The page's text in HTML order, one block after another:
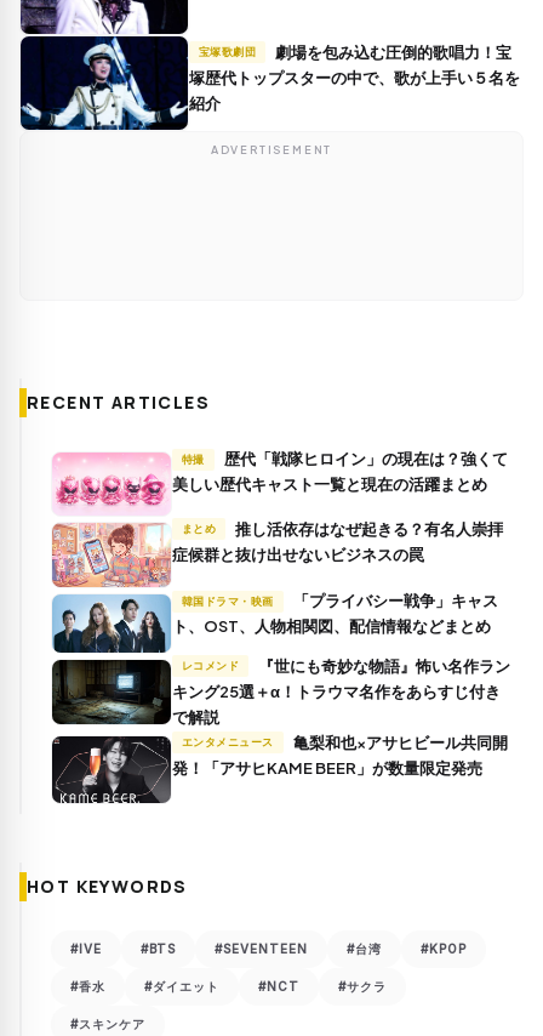
宝塚歌劇団
塚歴代トップスターの中で、歌が上手い５名を
紹介
ADVERTISEMENT
RECENT ARTICLES
特撮
美しい歴代キャスト一覧と現在の活躍まとめ
まとめ
推し活依存はなぜ起きる？有名人崇拝
症候群と抜け出せないビジネスの罠
韓国ドラマ・映画
ト、OST、人物相関図、配信情報などまとめ
レコメンド
キング25選＋α！トラウマ名作をあらすじ付き
で解説
エンタメニュース
発！「アサヒKAME BEER」が数量限定発売
HOT KEYWORDS
#IVE #BTS #SEVENTEEN #台湾 #KPOP
#香水 #ダイエット #NCT #サクラ
#スキンケア